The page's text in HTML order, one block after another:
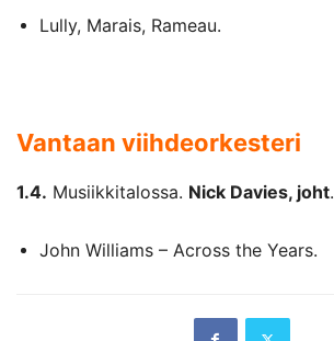
Lully, Marais, Rameau.
Vantaan viihdeorkesteri
1.4. Musiikkitalossa. Nick Davies, joht.
John Williams – Across the Years.